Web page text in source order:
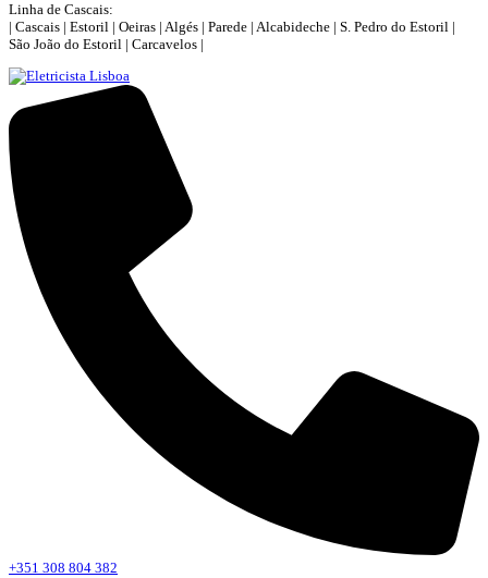
Linha de Cascais:
| Cascais | Estoril | Oeiras | Algés | Parede | Alcabideche | S. Pedro do Estoril |
São João do Estoril | Carcavelos |
+351 308 804 382